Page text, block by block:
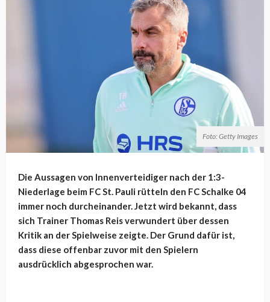
Foto: Getty Images
Die Aussagen von Innenverteidiger nach der 1:3-
Niederlage beim FC St. Pauli rütteln den FC Schalke 04
immer noch durcheinander. Jetzt wird bekannt, dass
sich Trainer Thomas Reis verwundert über dessen
Kritik an der Spielweise zeigte. Der Grund dafür ist,
dass diese offenbar zuvor mit den Spielern
ausdrücklich abgesprochen war.